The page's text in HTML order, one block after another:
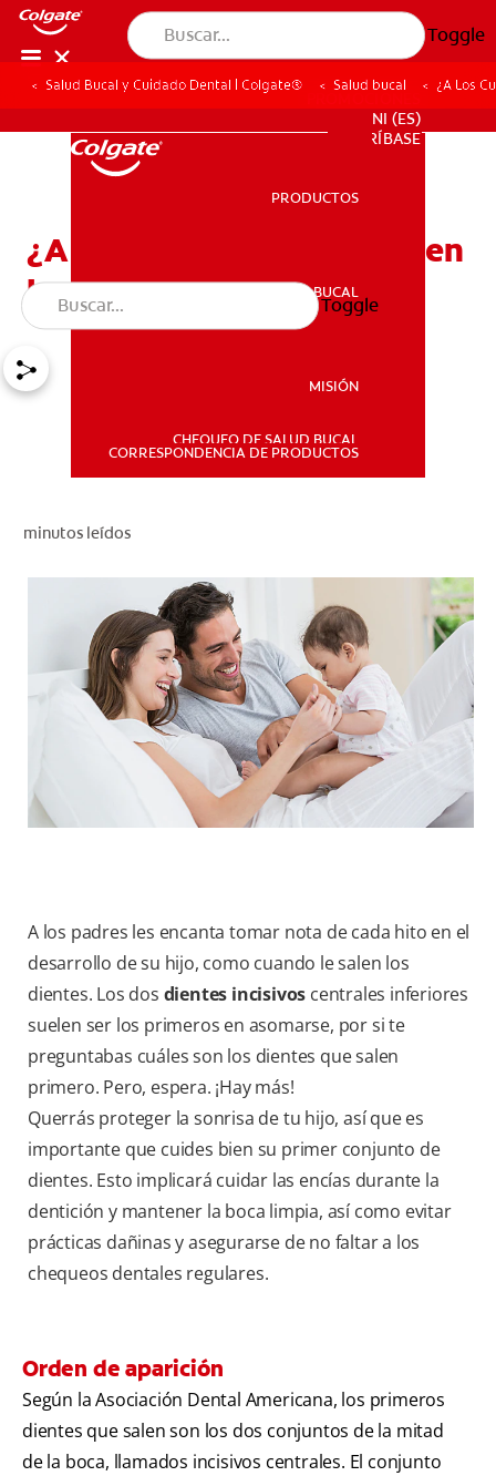
Toggle
SALUD BUCAL
PROMOCIONES
SUSCRÍBASE
NI (ES)
SUSCRÍBASE
PRODUCTOS
SALUD BUCAL
MISIÓN
CHEQUEO DE SALUD BUCAL
CORRESPONDENCIA DE PRODUCTOS
Toggle
Salud Bucal y Cuidado Dental | Colgate® Salud bucal ¿A Los
¿A Los Cuántos Meses Salen
Los Dientes?
minutos leídos
A los padres les encanta tomar nota de cada hito en el
desarrollo de su hijo, como cuando le salen los
dientes. Los dos dientes incisivos centrales inferiores
suelen ser los primeros en asomarse, por si te
preguntabas cuáles son los dientes que salen
primero. Pero, espera. ¡Hay más!
Querrás proteger la sonrisa de tu hijo, así que es
importante que cuides bien su primer conjunto de
dientes. Esto implicará cuidar las encías durante la
dentición y mantener la boca limpia, así como evitar
prácticas dañinas y asegurarse de no faltar a los
chequeos dentales regulares.
Orden de aparición
Según la Asociación Dental Americana, los primeros
dientes que salen son los dos conjuntos de la mitad
de la boca, llamados incisivos centrales. El conjunto